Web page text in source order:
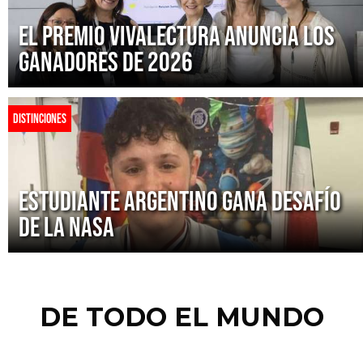
El Premio Vivalectura anuncia los
ganadores de 2026
DISTINCIONES
Estudiante argentino gana desafío
de la NASA
DE TODO EL MUNDO